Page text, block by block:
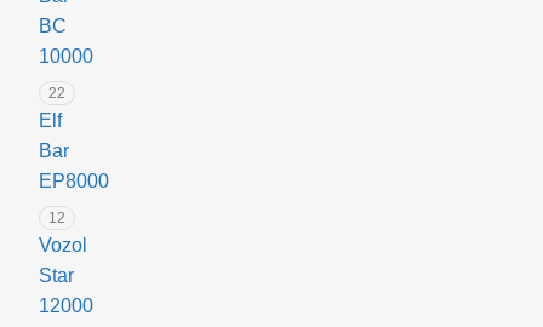
BC
10000
22
Elf
Bar
EP8000
12
Vozol
Star
12000